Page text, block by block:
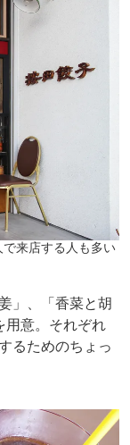
来店する人も多い
」、「香菜と胡
用意。それぞれ
るためのちょっ